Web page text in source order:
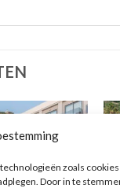
zoals
Door in te